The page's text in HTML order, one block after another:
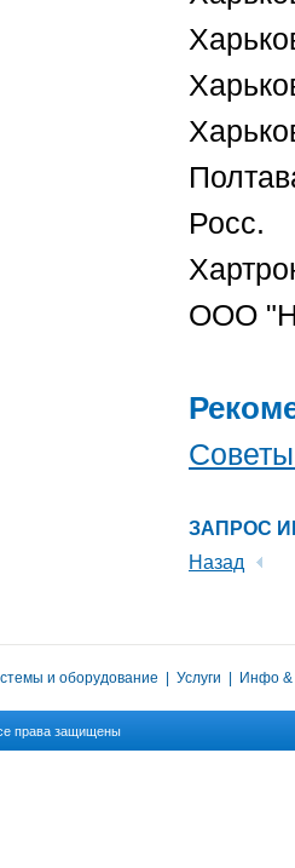
Росс.
ООО
ЗАПРОС
Назад
и оборудование Услуги Инфо
права защищены